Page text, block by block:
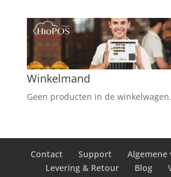
Winkelmand
Geen producten in de winkelwagen.
Contact Support
Algemene
Levering & Retour
Blog